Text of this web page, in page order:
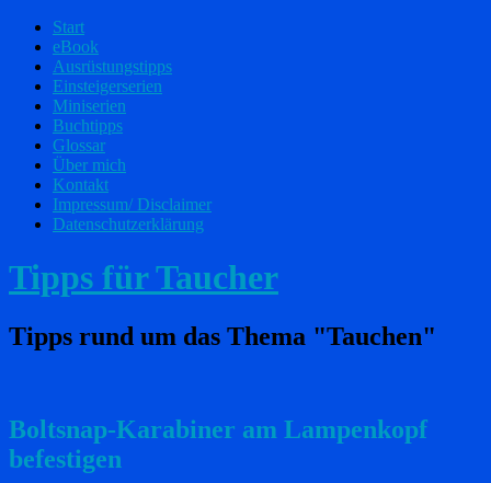
Start
eBook
Ausrüstungstipps
Einsteigerserien
Miniserien
Buchtipps
Glossar
Über mich
Kontakt
Impressum/ Disclaimer
Datenschutzerklärung
Tipps für Taucher
Tipps rund um das Thema "Tauchen"
Boltsnap-Karabiner am Lampenkopf
befestigen